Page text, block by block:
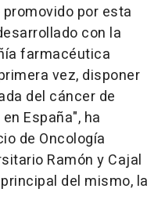
por esta
con la
farmacéutica
vez, disponer
del cáncer de
España", ha
de Oncología
Ramón y Cajal
del mismo, la